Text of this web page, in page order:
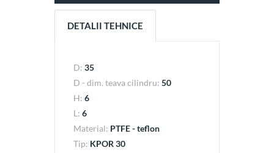
DETALII TEHNICE
D: 35
D - dim. teava cilindru: 50
H: 6
L: 6
Material: PTFE - teflon
Tip: KPOR 30